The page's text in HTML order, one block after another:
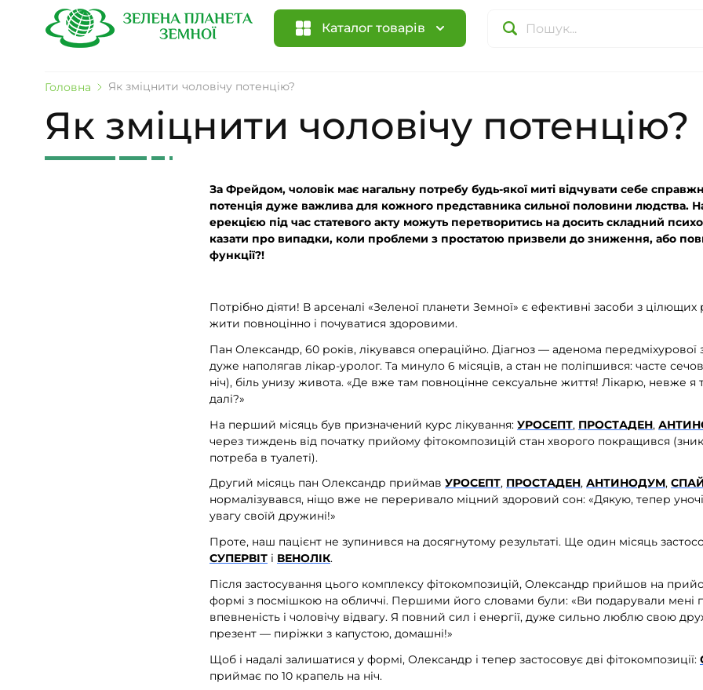
Каталог товарів
Головна Як зміцнити чоловічу потенцію?
Як зміцнити чоловічу потенцію?
За Фрейдом, чоловік має нагальну потребу будь-якої миті відчувати себе
потенція дуже важлива для кожного представника сильної половини людства.
ерекцією під час статевого акту можуть перетворитись на досить складний
казати про випадки, коли проблеми з простатою призвели до зниження, або
функції?!
Потрібно діяти! В арсеналі «Зеленої планети Земної» є ефективні засоби з
жити повноцінно і почуватися здоровими.
Пан Олександр, 60 років, лікувався операційно. Діагноз — аденома передміхурової
дуже наполягав лікар-уролог. Та минуло 6 місяців, а стан не поліпшився: часте
ніч), біль унизу живота. «Де вже там повноцінне сексуальне життя! Лікарю, невже я
далі?»
На перший місяць був призначений курс лікування: УРОСЕПТ, ПРОСТАДЕН,
через тиждень від початку прийому фітокомпозицій стан хворого покращився
потреба в туалеті).
Другий місяць пан Олександр приймав УРОСЕПТ, ПРОСТАДЕН, АНТИНОДУМ,
нормалізувався, ніщо вже не переривало міцний здоровий сон: «Дякую, тепер
увагу своїй дружині!»
Проте, наш пацієнт не зупинився на досягнутому результаті. Ще один місяць
СУПЕРВІТ і ВЕНОЛІК.
Після застосування цього комплексу фітокомпозицій, Олександр прийшов на
формі з посмішкою на обличчі. Першими його словами були: «Ви подарували мені
впевненість і чоловічу відвагу. Я повний сил і енергії, дуже сильно люблю свою
презент — пиріжки з капустою, домашні!»
Щоб і надалі залишатися у формі, Олександр і тепер застосовує дві фітокомпозиції:
приймає по 10 крапель на ніч.